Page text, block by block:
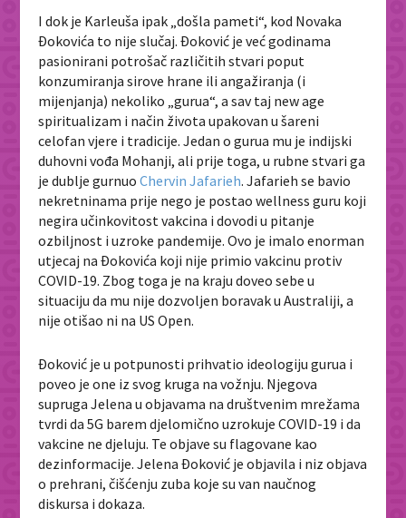
I dok je Karleuša ipak „došla pameti“, kod Novaka
Đokovića to nije slučaj. Đoković je već godinama
pasionirani potrošač različitih stvari poput
konzumiranja sirove hrane ili angažiranja (i
mijenjanja) nekoliko „gurua“, a sav taj new age
spiritualizam i način života upakovan u šareni
celofan vjere i tradicije. Jedan o gurua mu je indijski
duhovni vođa Mohanji, ali prije toga, u rubne stvari ga
je dublje gurnuoChervin Jafarieh. Jafarieh se bavio
nekretninama prije nego je postao wellness guru koji
negira učinkovitost vakcina i dovodi u pitanje
ozbiljnost i uzroke pandemije. Ovo je imalo enorman
utjecaj na Đokovića koji nije primio vakcinu protiv
COVID-19. Zbog toga je na kraju doveo sebe u
situaciju da mu nije dozvoljen boravak u Australiji, a
nije otišao ni na US Open.
Đoković je u potpunosti prihvatio ideologiju gurua i
poveo je one iz svog kruga na vožnju. Njegova
supruga Jelena u objavama na društvenim mrežama
tvrdi da 5G barem djelomično uzrokuje COVID-19 i da
vakcine ne djeluju. Te objave su flagovane kao
dezinformacije. Jelena Đoković je objavila i niz objava
o prehrani, čišćenju zuba koje su van naučnog
diskursa i dokaza.